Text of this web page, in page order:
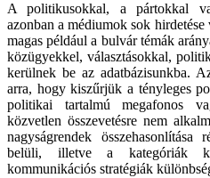
A politikusokkal, a pártokkal
azonban a médiumok sok
magas például a bulvár témák
közügyekkel, választásokkal,
kerülnek be az adatbázisunkba.
arra, hogy kiszűrjük a tényleges
politikai tartalmú megafonos
közvetlen összevetésre nem
nagyságrendek
belüli, illetve a kategóriák
kommunikációs stratégiák